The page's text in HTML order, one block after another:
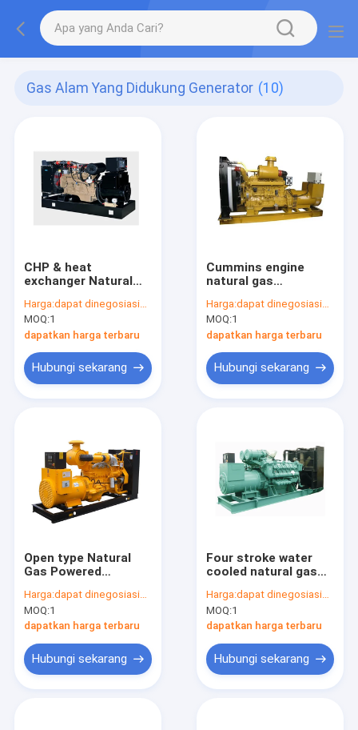
Gas Alam Yang Didukung Generator (10)
CHP & heat
exchanger Natural
Generator with DCEC
Cummins Stamford
alternator
Harga:dapat dinegosiasikan
MOQ:1
dapatkan harga terbaru
Hubungi sekarang
Cummins engine
natural gas
with Stamford &
Deepsea controller
50kva - 175kva
Harga:dapat dinegosiasikan
MOQ:1
dapatkan harga terbaru
Hubungi sekarang
Open type Natural
Gas Powered
engines stamford
generator
Harga:dapat dinegosiasikan
MOQ:1
dapatkan harga terbaru
Hubungi sekarang
Four stroke water
cooled natural gas
electric start
generator
Harga:dapat dinegosiasikan
MOQ:1
dapatkan harga terbaru
Hubungi sekarang